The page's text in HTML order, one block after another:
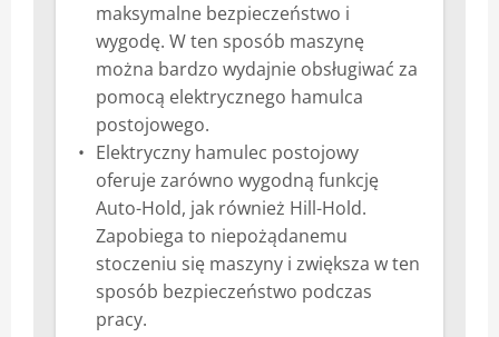
maksymalne bezpieczeństwo i
wygodę. W ten sposób maszynę
można bardzo wydajnie obsługiwać za
pomocą elektrycznego hamulca
postojowego.
Elektryczny hamulec postojowy
oferuje zarówno wygodną funkcję
Auto-Hold, jak również Hill-Hold.
Zapobiega to niepożądanemu
stoczeniu się maszyny i zwiększa w ten
sposób bezpieczeństwo podczas
pracy.